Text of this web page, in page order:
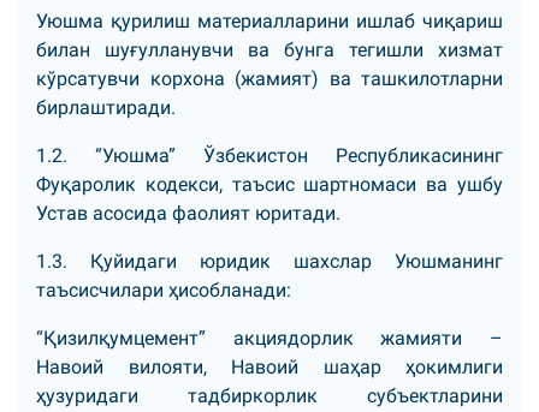
Уюшма қурилиш материалларини ишлаб чиқариш
билан шуғулланувчи ва бунга тегишли хизмат
кўрсатувчи корхона (жамият) ва ташкилотларни
бирлаштиради.
1.2. “Уюшма” Ўзбекистон Республикасининг
Фуқаролик кодекси, таъсис шартномаси ва ушбу
Устав асосида фаолият юритади.
1.3. Қуйидаги юридик шахслар Уюшманинг
таъсисчилари ҳисобланади:
“Қизилқумцемент” акциядорлик жамияти –
Навоий вилояти, Навоий шаҳар ҳокимлиги
ҳузуридаги тадбиркорлик субъектларини